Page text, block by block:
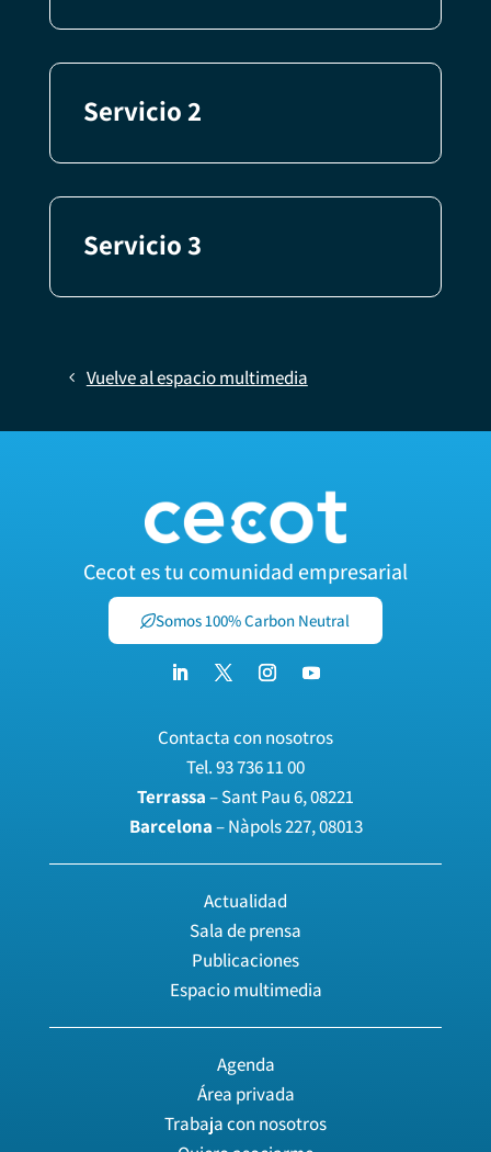
Servicio 2
Servicio 3
Vuelve al espacio multimedia
Cecot es tu comunidad empresarial
Somos 100% Carbon Neutral
Contacta con nosotros
Tel.93 736 11 00
Terrassa– Sant Pau 6, 08221
Barcelona– Nàpols 227, 08013
Actualidad
Sala de prensa
Publicaciones
Espacio multimedia
Agenda
Área privada
Trabaja con nosotros